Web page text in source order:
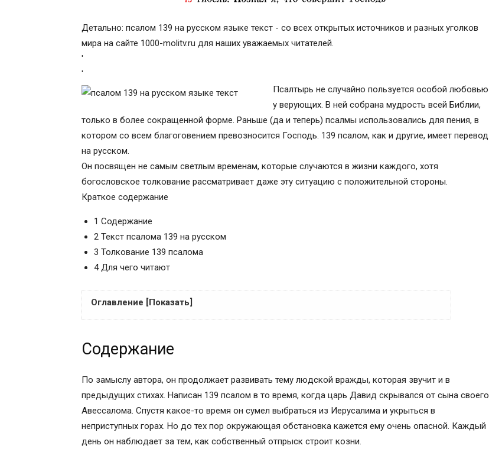
Детально: псалом 139 на русском языке текст - со всех открытых источников и разных уголков
мира на сайте 1000-molitv.ru для наших уважаемых читателей.
'
'
Псалтырь не случайно пользуется особой любовью
у верующих. В ней собрана мудрость всей Библии,
только в более сокращенной форме. Раньше (да и теперь) псалмы использовались для пения, в
котором со всем благоговением превозносится Господь. 139 псалом, как и другие, имеет перевод
на русском.
Он посвящен не самым светлым временам, которые случаются в жизни каждого, хотя
богословское толкование рассматривает даже эту ситуацию с положительной стороны.
Краткое содержание
1 Содержание
2 Текст псалома 139 на русском
3 Толкование 139 псалома
4 Для чего читают
Оглавление [Показать]
Текст псалома 139 на русском
Для чего читают
В конец, псалом Давиду
К исполнению. Псалом Давида.
Христианский псалом 139: молитва за главу семьи
Слушать на видео молитву псалом 139 на русском языке
Содержание
По замыслу автора, он продолжает развивать тему людской вражды, которая звучит и в
предыдущих стихах. Написан 139 псалом в то время, когда царь Давид скрывался от сына своего
Авессалома. Спустя какое-то время он сумел выбраться из Иерусалима и укрыться в
неприступных горах. Но до тех пор окружающая обстановка кажется ему очень опасной. Каждый
день он наблюдает за тем, как собственный отпрыск строит козни.